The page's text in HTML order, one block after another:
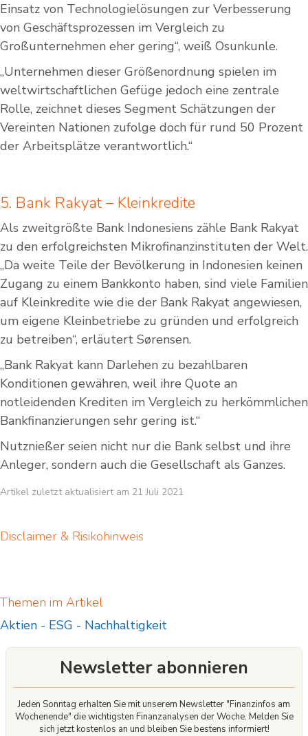
Einsatz von Technologielösungen zur Verbesserung
von Geschäftsprozessen im Vergleich zu
Großunternehmen eher gering“, weiß Osunkunle.
„Unternehmen dieser Größenordnung spielen im
weltwirtschaftlichen Gefüge jedoch eine zentrale
Rolle, zeichnet dieses Segment Schätzungen der
Vereinten Nationen zufolge doch für rund 50 Prozent
der Arbeitsplätze verantwortlich.“
5. Bank Rakyat – Kleinkredite
Als zweitgrößte Bank Indonesiens zähle Bank Rakyat
zu den erfolgreichsten Mikrofinanzinstituten der Welt.
„Da weite Teile der Bevölkerung in Indonesien keinen
Zugang zu einem Bankkonto haben, sind viele Familien
auf Kleinkredite wie die der Bank Rakyat angewiesen,
um eigene Kleinbetriebe zu gründen und erfolgreich
zu betreiben“, erläutert Sørensen.
„Bank Rakyat kann Darlehen zu bezahlbaren
Konditionen gewähren, weil ihre Quote an
notleidenden Krediten im Vergleich zu herkömmlichen
Bankfinanzierungen sehr gering ist.“
Nutznießer seien nicht nur die Bank selbst und ihre
Anleger, sondern auch die Gesellschaft als Ganzes.
Artikel zuletzt aktualisiert am 21 Juli 2021
Disclaimer & Risikohinweis
Themen im Artikel
Aktien - ESG - Nachhaltigkeit
Newsletter abonnieren
Jeden Sonntag erhalten Sie mit unserem Newsletter "Finanzinfos am
Wochenende" die wichtigsten Finanzanalysen der Woche. Melden Sie
sich jetzt kostenlos an und bleiben Sie bestens informiert!